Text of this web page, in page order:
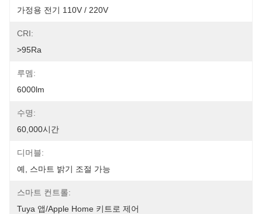
가정용 전기 110V / 220V
CRI:
>95Ra
루멤:
6000lm
수명:
60,000시간
디머블:
예, 스마트 밝기 조절 가능
스마트 컨트롤:
Tuya 앱/Apple Home 키트로 제어